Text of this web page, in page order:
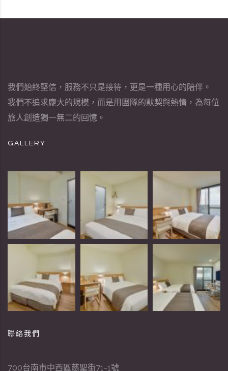
我們始終堅信，服務不只是接待，更是一種用心的陪伴。
我們不追求龐大的規模，而是用團隊的默契與熱情，為每位
旅人創造獨一無二的回憶。
GALLERY
聯絡我們
700台南市中西區慈聖街71-1號